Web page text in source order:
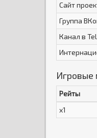
Сайт
Группа
Канал в
Игровые
Рейты
x1